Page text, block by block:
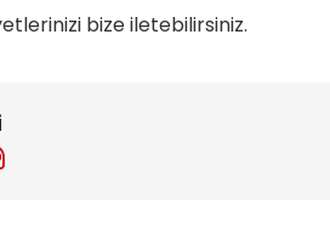
bize iletebilirsiniz.